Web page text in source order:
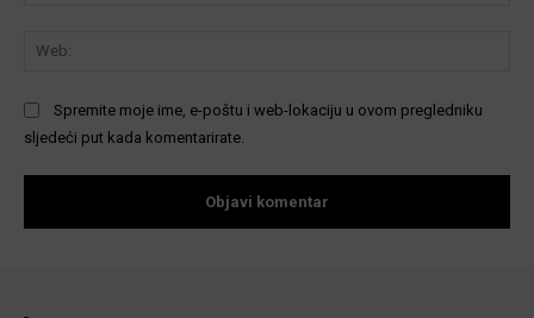
Spremite moje ime, e-poštu i web-lokaciju u ovom pregledniku
sljedeći put kada komentarirate.